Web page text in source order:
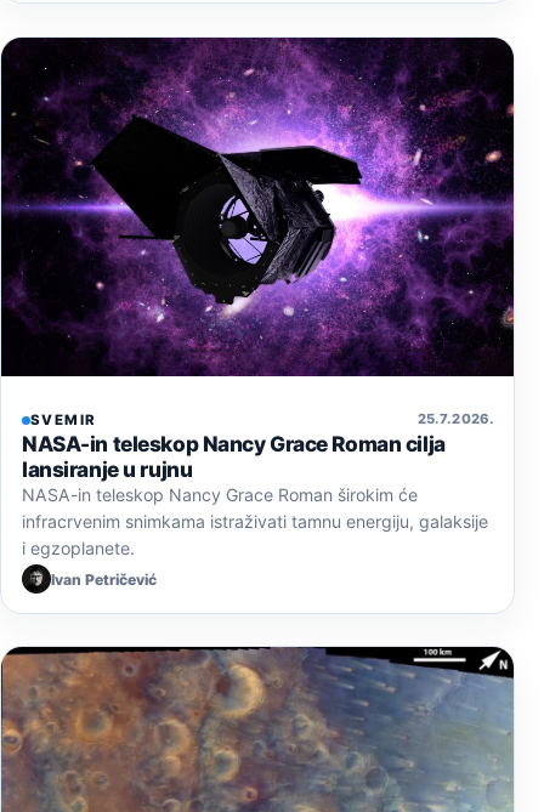
SVEMIR 25. 7. 2026.
NASA-in teleskop Nancy Grace Roman cilja
lansiranje u rujnu
NASA-in teleskop Nancy Grace Roman širokim će
infracrvenim snimkama istraživati tamnu energiju, galaksije
i egzoplanete.
Ivan Petričević